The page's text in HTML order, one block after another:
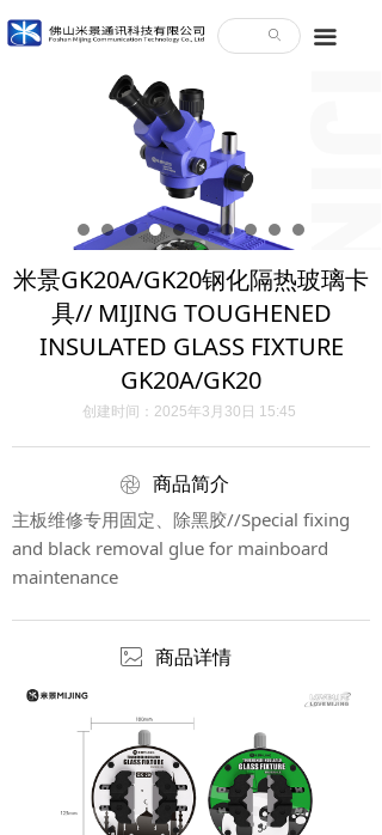
끀
ꄙ
米景GK20A/GK20钢化隔热玻璃卡
具// MIJING TOUGHENED
INSULATED GLASS FIXTURE
GK20A/GK20
商品简介
创建时间： 2025年3月30日 15:45
主板维修专用固定、除黑胶//Special fixing
and black removal glue for mainboard
maintenance
商品详情
ꁵ
ꂈ